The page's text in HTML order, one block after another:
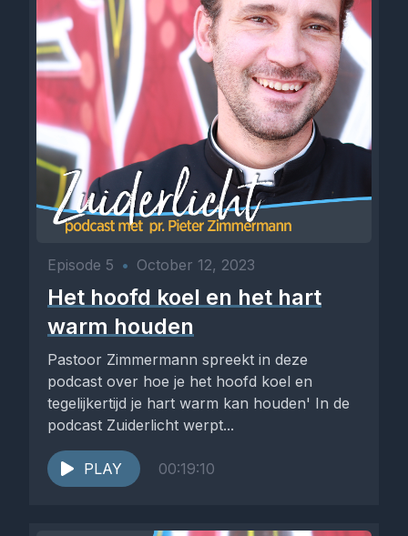
Episode 5 • October 12, 2023
Het hoofd koel en het hart
warm houden
Pastoor Zimmermann spreekt in deze
podcast over hoe je het hoofd koel en
tegelijkertijd je hart warm kan houden' In de
podcast Zuiderlicht werpt...
PLAY 00:19:10